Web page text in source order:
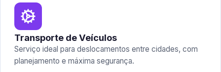
Transporte de Veículos
Serviço ideal para deslocamentos entre cidades, com
planejamento e máxima segurança.